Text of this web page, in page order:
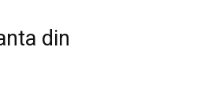
din